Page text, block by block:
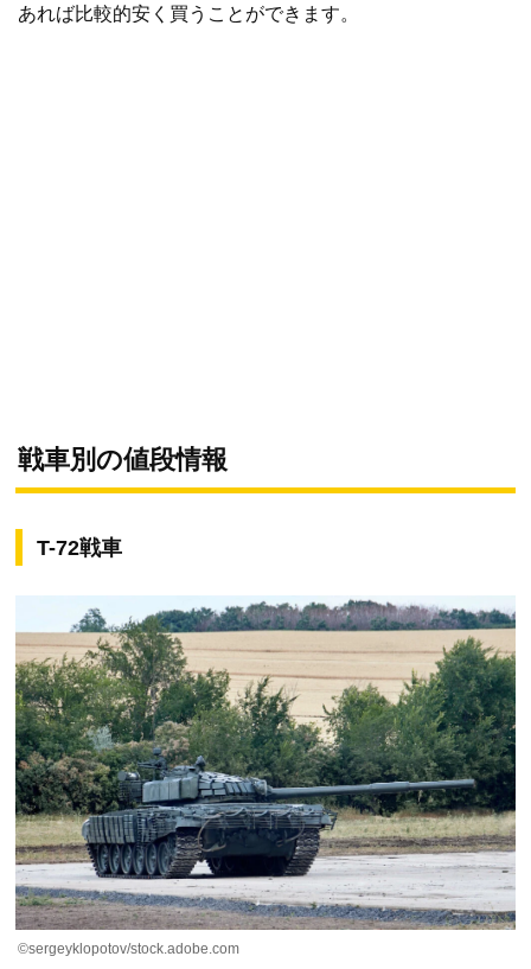
あれば比較的安く買うことができます。
戦車別の値段情報
T-72戦車
©sergeyklopotov/stock.adobe.com